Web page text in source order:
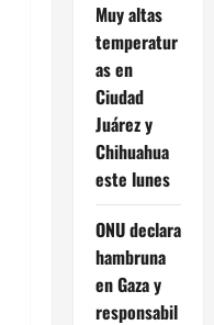
Muy altas
temperatur
as en
Ciudad
Juárez y
Chihuahua
este lunes
ONU declara
hambruna
en Gaza y
responsabil